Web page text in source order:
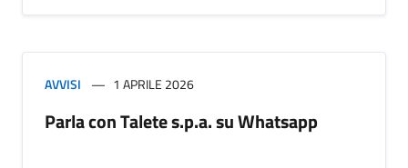
AVVISI 1 APRILE 2026
Parla con Talete s.p.a. su Whatsapp